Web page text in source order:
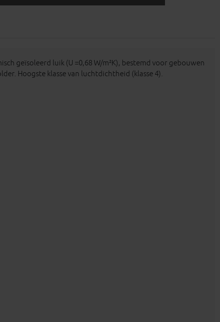
geïsoleerd luik (U =0,68 W/m²K), bestemd voor gebouwen
Hoogste klasse van luchtdichtheid (klasse 4).